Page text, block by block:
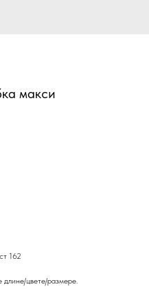
макси
162
длине/цвете/размере.